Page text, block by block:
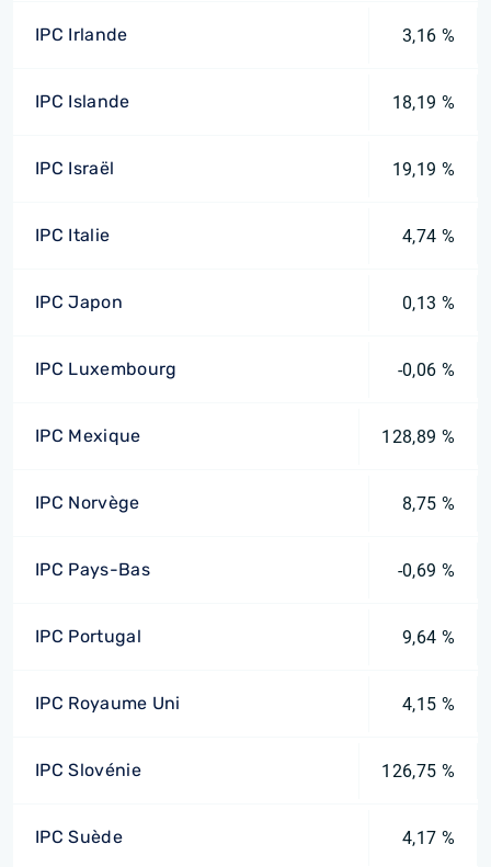
IPC Irlande 3,16 %
IPC Islande 18,19 %
IPC Israël 19,19 %
IPC Italie 4,74 %
IPC Japon 0,13 %
IPC Luxembourg -0,06 %
IPC Mexique 128,89 %
IPC Norvège 8,75 %
IPC Pays-Bas -0,69 %
IPC Portugal 9,64 %
IPC Royaume Uni 4,15 %
IPC Slovénie 126,75 %
IPC Suède 4,17 %